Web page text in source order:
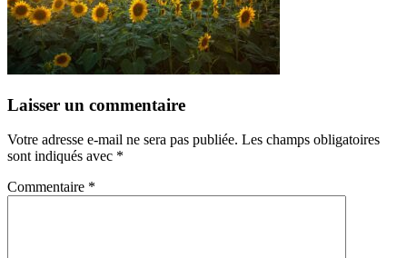
Laisser un commentaire
Votre adresse e-mail ne sera pas publiée. Les champs obligatoires
sont indiqués avec *
Commentaire *